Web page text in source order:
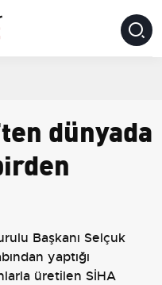
dünyada
Başkanı Selçuk
yaptığı
üretilen SİHA